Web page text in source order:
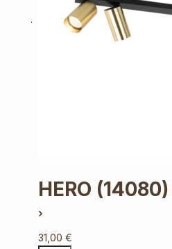
HERO (14080)
31,00€